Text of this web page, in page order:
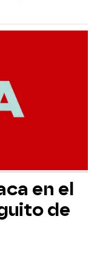
en el
de